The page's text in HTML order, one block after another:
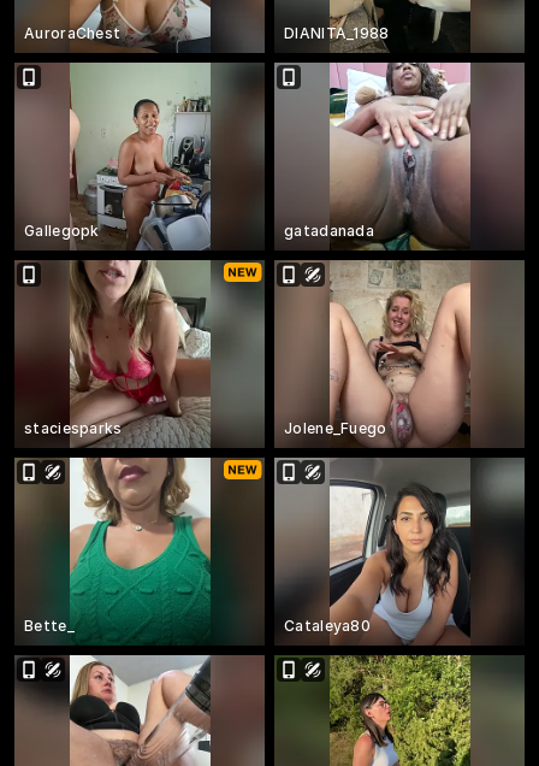
AuroraChest DIANITA_1988
Gallegopk gatadanada
staciesparks Jolene_Fuego
Bette_ Cataleya80